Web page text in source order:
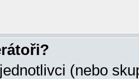
(nebo